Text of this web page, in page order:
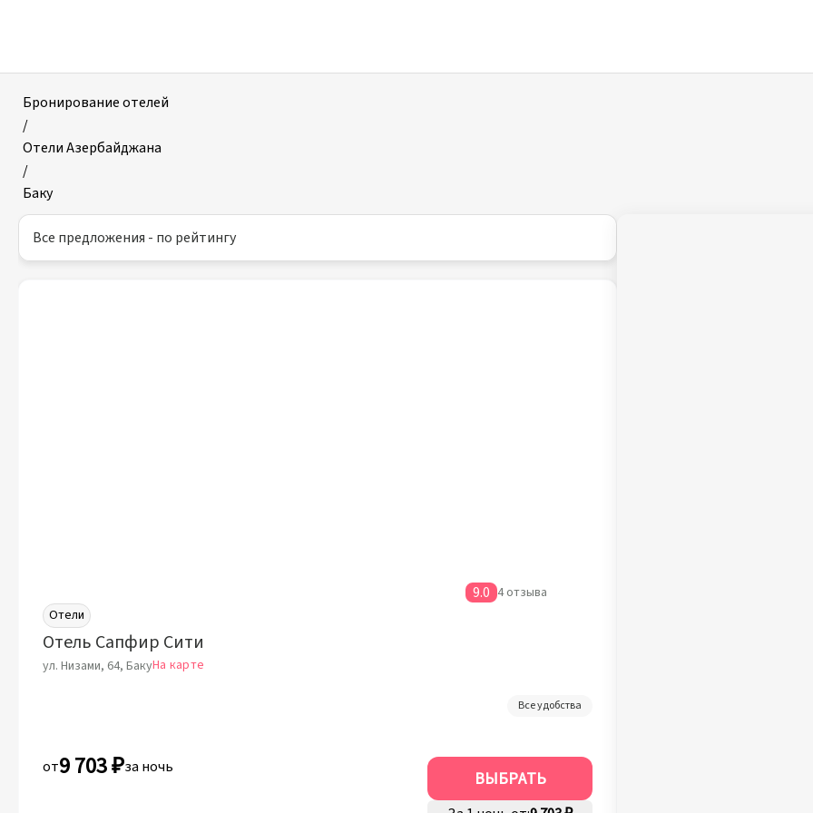
Бронирование отелей
/
Отели Азербайджана
/
Баку
Все предложения - по рейтингу
Отели
Отель Сапфир Сити
ул. Низами, 64, БакуНа карте
9.0 4 отзыва
Все удобства
от9 703 ₽за ночь
ВЫБРАТЬ